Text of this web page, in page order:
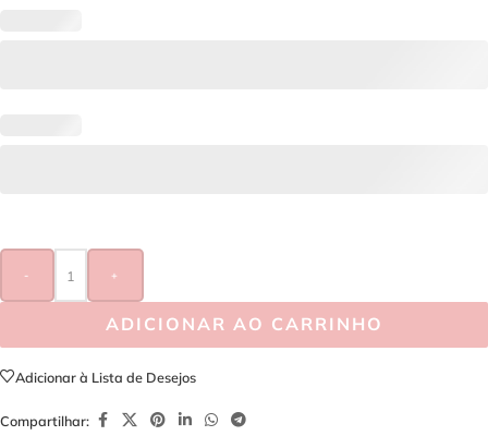
- +
ADICIONAR AO CARRINHO
Adicionar à Lista de Desejos
Compartilhar: